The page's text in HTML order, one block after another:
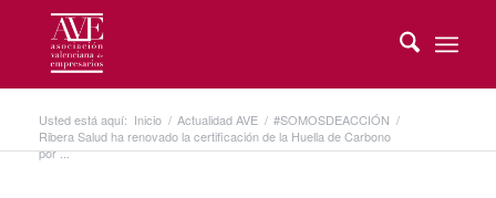
Usted está aquí: Inicio / Actualidad AVE / #SOMOSDEACCIÓN /
Ribera Salud ha renovado la certificación de la Huella de Carbono
por ...